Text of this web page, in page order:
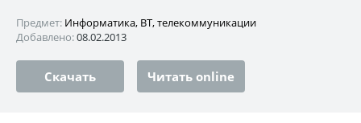
Предмет: Информатика, ВТ, телекоммуникации
Добавлено:08.02.2013
Скачать Читать online